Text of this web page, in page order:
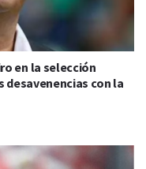
en la selección
con la